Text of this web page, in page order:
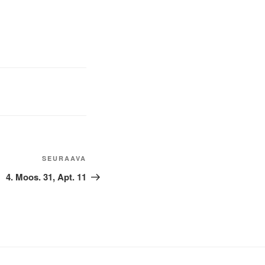
artikkeli
SEURAAVA
4. Moos. 31, Apt. 11